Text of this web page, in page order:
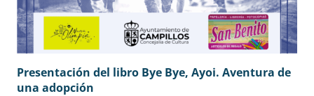
Presentación del libro Bye Bye, Ayoi. Aventura de
una adopción